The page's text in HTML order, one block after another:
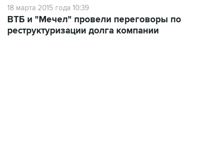
18 марта 2015 года 10:39
ВТБ и "Мечел" провели переговоры по
реструктуризации долга компании